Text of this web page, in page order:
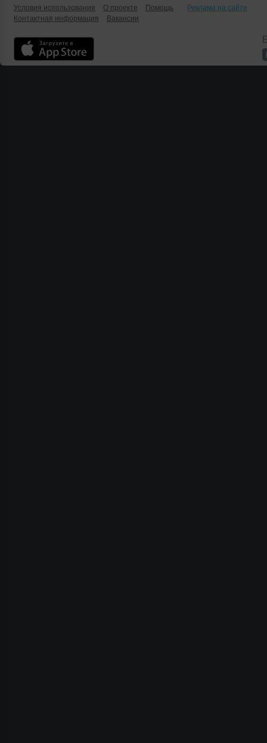
Условия использования
О проекте Помощь
Реклама на сайте
Контактная информация
Вакансии